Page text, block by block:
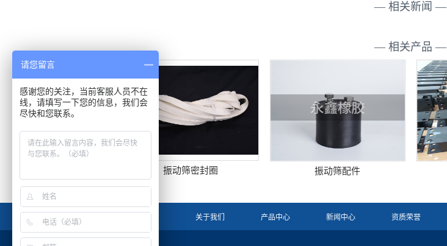
— 相关新闻 —
— 相关产品 —
振动筛密封圈 振动筛配件
关于我们 产品中心 新闻中心 资质荣誉
请您留言
感谢您的关注，当前客服人员不在
线，请填写一下您的信息，我们会
尽快和您联系。